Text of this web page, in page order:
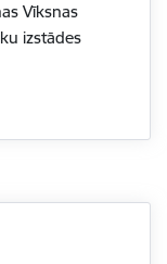
Vīksnas
izstādes